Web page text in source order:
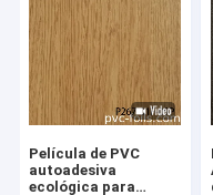
Película de PVC
autoadesiva
ecológica para